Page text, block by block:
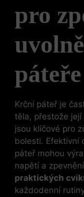
pro
páteře
Krční páteř je
těla, přestože
jsou klíčové pro
bolesti. Efektivní
páteř mohou
napětí a
praktických
každodenní